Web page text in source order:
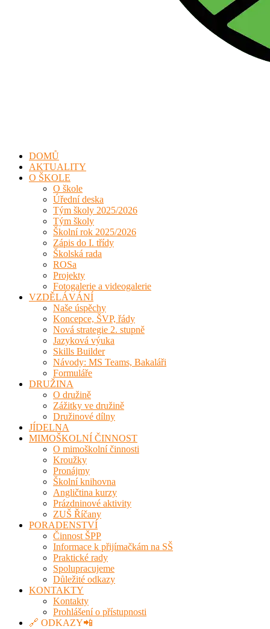
DOMŮ
AKTUALITY
O ŠKOLE
O škole
Úřední deska
Tým školy 2025/2026
Tým školy
Školní rok 2025/2026
Zápis do I. třídy
Školská rada
ROSa
Projekty
Fotogalerie a videogalerie
VZDĚLÁVÁNÍ
Naše úspěchy
Koncepce, ŠVP, řády
Nová strategie 2. stupně
Jazyková výuka
Skills Builder
Návody: MS Teams, Bakaláři
Formuláře
DRUŽINA
O družině
Zážitky ve družině
Družinové dílny
JÍDELNA
MIMOŠKOLNÍ ČINNOST
O mimoškolní činnosti
Kroužky
Pronájmy
Školní knihovna
Angličtina kurzy
Prázdninové aktivity
ZUŠ Říčany
PORADENSTVÍ
Činnost ŠPP
Informace k přijímačkám na SŠ
Praktické rady
Spolupracujeme
Důležité odkazy
KONTAKTY
Kontakty
Prohlášení o přístupnosti
🔗 ODKAZY📲